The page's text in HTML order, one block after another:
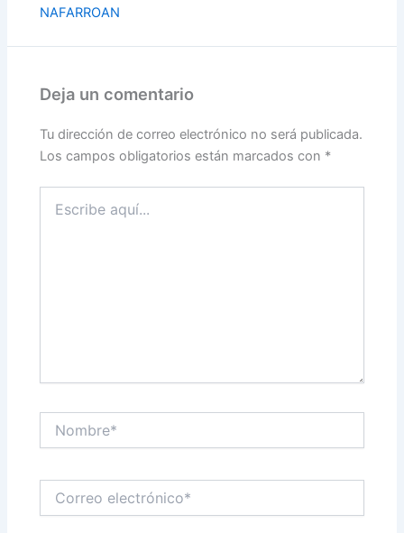
NAFARROAN
Deja un comentario
Tu dirección de correo electrónico no será publicada.
Los campos obligatorios están marcados con *
aquí...
electrónico*